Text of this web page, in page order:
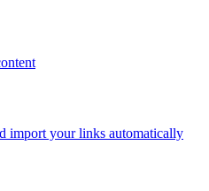
import your links automatically